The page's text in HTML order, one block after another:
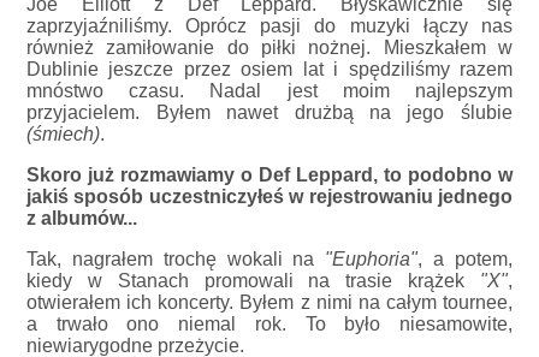
Joe Elliott z Def Leppard. Błyskawicznie się
zaprzyjaźniliśmy. Oprócz pasji do muzyki łączy nas
również zamiłowanie do piłki nożnej. Mieszkałem w
Dublinie jeszcze przez osiem lat i spędziliśmy razem
mnóstwo czasu. Nadal jest moim najlepszym
przyjacielem. Byłem nawet drużbą na jego ślubie
(śmiech).
Skoro już rozmawiamy o Def Leppard, to podobno w
jakiś sposób uczestniczyłeś w rejestrowaniu jednego
z albumów...
Tak, nagrałem trochę wokali na "Euphoria", a potem,
kiedy w Stanach promowali na trasie krążek "X",
otwierałem ich koncerty. Byłem z nimi na całym tournee,
a trwało ono niemal rok. To było niesamowite,
niewiarygodne przeżycie.